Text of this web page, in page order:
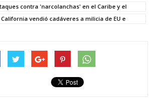
contra 'narcolanchas' en el Caribe y el
vendió cadáveres a milicia de EU e